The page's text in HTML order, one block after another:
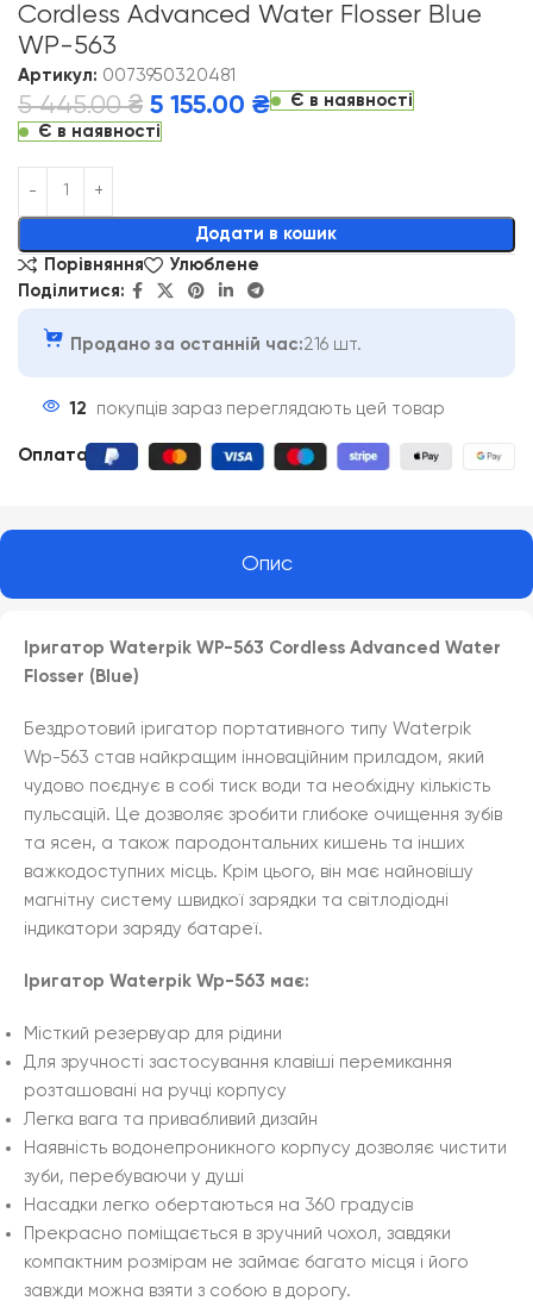
Cordless Advanced Water Flosser Blue
WP-563
Артикул: 0073950320481
5 445.00₴ 5 155.00 ₴
Є в наявності
Є в наявності
Додати в кошик
Alternative:
Порівняння
Улюблене
Поділитися:
Продано за останній час:216 шт.
12 покупців зараз переглядають цей товар
Оплата
Опис
Іригатор Waterpik WP-563 Cordless Advanced Water
Flosser (Blue)
Бездротовий іригатор портативного типу Waterpik
Wp-563 став найкращим інноваційним приладом, який
чудово поєднує в собі тиск води та необхідну кількість
пульсацій. Це дозволяє зробити глибоке очищення зубів
та ясен, а також пародонтальних кишень та інших
важкодоступних місць. Крім цього, він має найновішу
магнітну систему швидкої зарядки та світлодіодні
індикатори заряду батареї.
Іригатор Waterpik Wp-563 має:
Місткий резервуар для рідини
Для зручності застосування клавіші перемикання
розташовані на ручці корпусу
Легка вага та привабливий дизайн
Наявність водонепроникного корпусу дозволяє чистити
зуби, перебуваючи у душі
Насадки легко обертаються на 360 градусів
Прекрасно поміщається в зручний чохол, завдяки
компактним розмірам не займає багато місця і його
завжди можна взяти з собою в дорогу.